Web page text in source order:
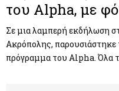
του Alpha, με
Σε μια λαμπερή εκδήλωση
Ακρόπολης,
πρόγραμμα του Alpha. Όλα